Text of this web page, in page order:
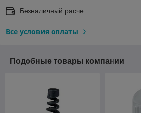
Безналичный расчет
Все условия оплаты
Подобные товары компании